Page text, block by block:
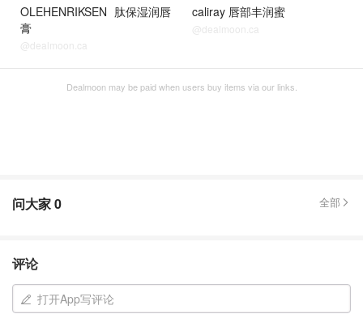
OLEHENRIKSEN 肽保湿润唇
膏
@dealmoon.ca
caliray 唇部丰润蜜
@dealmoon.ca
Dealmoon may be paid when users buy items via our links.
问大家0 全部
评论
打开App写评论